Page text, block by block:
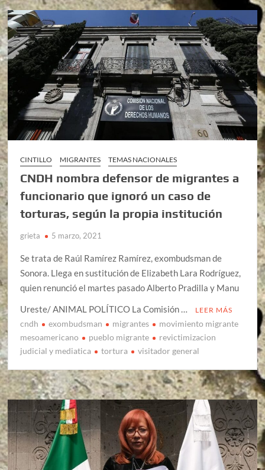
CINTILLO MIGRANTES TEMAS NACIONALES
CNDH nombra defensor de migrantes a
funcionario que ignoró un caso de
torturas, según la propia institución
grieta 5 marzo, 2021
Se trata de Raúl Ramírez Ramírez, exombudsman de
Sonora. Llega en sustitución de Elizabeth Lara Rodríguez,
quien renunció el martes pasado Alberto Pradilla y Manu
Ureste/ ANIMAL POLÍTICO La Comisión …
LEER MÁS
cndh exombudsman migrantes
movimiento migrante
mesoamericano
pueblo migrante
revictimizacion
judicial y mediatica
tortura visitador general